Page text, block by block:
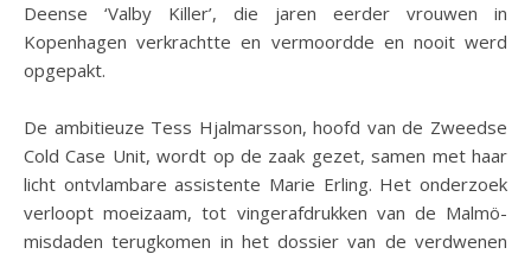
Deense ‘Valby Killer’, die jaren eerder vrouwen in
Kopenhagen verkrachtte en vermoordde en nooit werd
opgepakt.
De ambitieuze Tess Hjalmarsson, hoofd van de Zweedse
Cold Case Unit, wordt op de zaak gezet, samen met haar
licht ontvlambare assistente Marie Erling. Het onderzoek
verloopt moeizaam, tot vingerafdrukken van de Malmö-
misdaden terugkomen in het dossier van de verdwenen